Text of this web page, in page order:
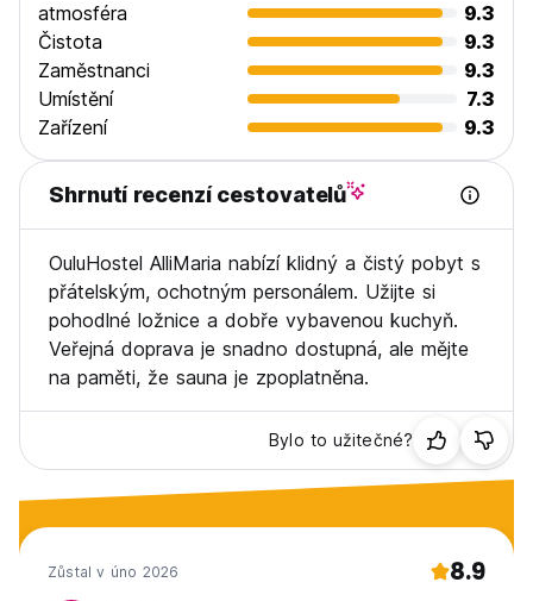
atmosféra
9.3
Čistota
9.3
Zaměstnanci
9.3
Umístění
7.3
Zařízení
9.3
Shrnutí recenzí cestovatelů
OuluHostel AlliMaria nabízí klidný a čistý pobyt s
přátelským, ochotným personálem. Užijte si
pohodlné ložnice a dobře vybavenou kuchyň.
Veřejná doprava je snadno dostupná, ale mějte
na paměti, že sauna je zpoplatněna.
Bylo to užitečné?
Zůstal v úno 2026 8.9